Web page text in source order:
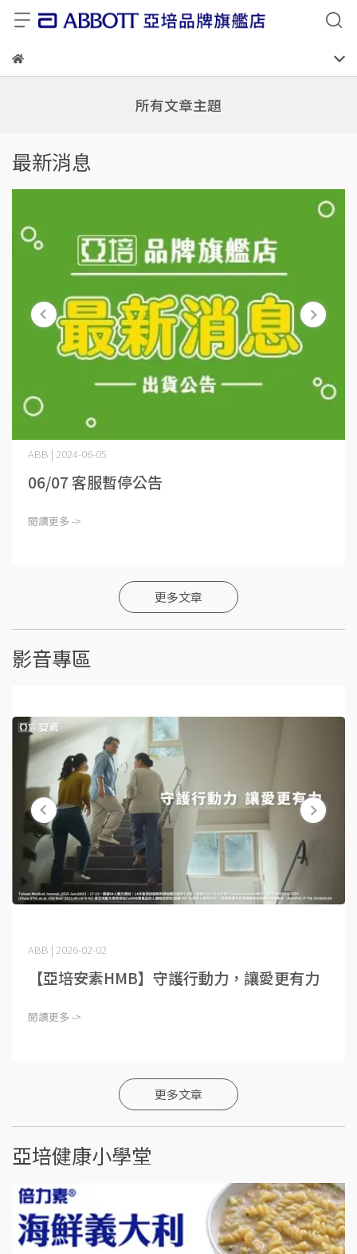
所有文章主題
最新消息
ABB | 2024-06-05
06/07 客服暫停公告
閱讀更多 ->
更多文章
影音專區
ABB | 2026-02-02
【亞培安素HMB】守護行動力，讓愛更有力
閱讀更多 ->
更多文章
亞培健康小學堂